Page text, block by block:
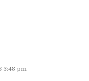
3:48 pm